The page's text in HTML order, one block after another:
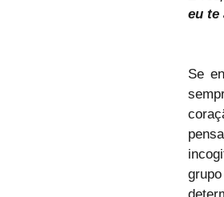
eu te
Se